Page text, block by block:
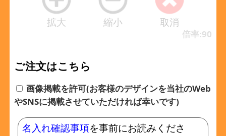
拡大 縮小 取消
倍率:90
ご注文はこちら
画像掲載を許可(お客様のデザインを当社のWeb
やSNSに掲載させていただければ幸いです)
名入れ確認事項を事前にお読みくださ